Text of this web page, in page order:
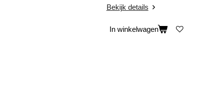
Bekijk details
In winkelwagen